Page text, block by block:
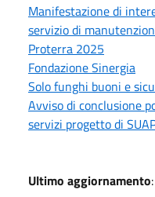
Manifestazione di
servizio di
Proterra 2025
Fondazione Sinergia
Solo funghi buoni e
Avviso di conclusione
servizi progetto di
Ultimo aggiornamento